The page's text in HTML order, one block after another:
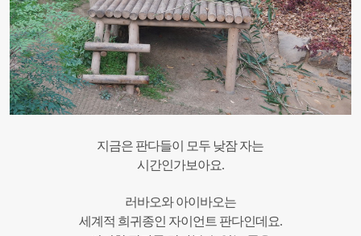
지금은 판다들이 모두 낮잠 자는
시간인가보아요.
러바오와 아이바오는
세계적 희귀종인 자이언트 판다인데요.